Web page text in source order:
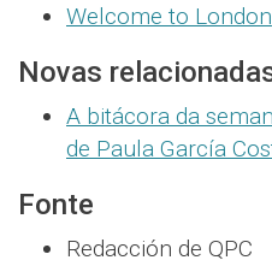
Welcome to London
Novas
A bitácora da
de Paula García
Fonte
Redacción de QPC